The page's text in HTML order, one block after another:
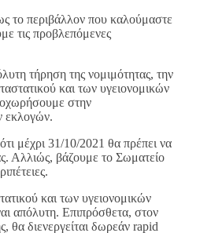
το περιβάλλον που καλούμαστε
τις προβλεπόμενες
τήρηση της νομιμότητας, την
και των υγειονομικών
στην
εκλογών.
μέχρι 31/10/2021 θα πρέπει να
Αλλιώς, βάζουμε το Σωματείο
και των υγειονομικών
απόλυτη. Επιπρόσθετα, στον
θα διενεργείται δωρεάν rapid